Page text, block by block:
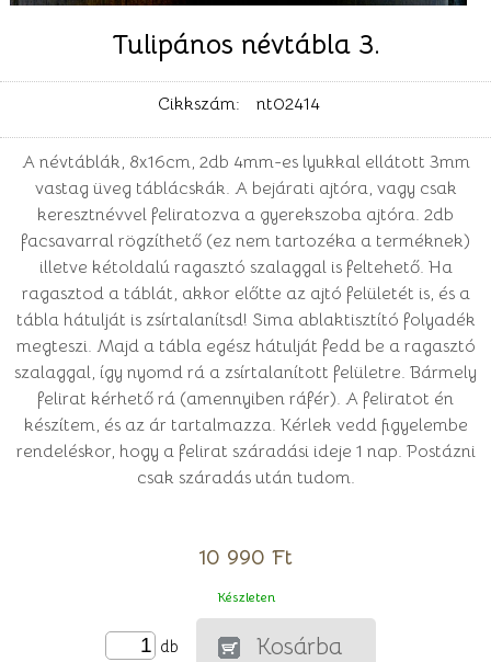
Tulipános névtábla 3.
Cikkszám: nt02414
A névtáblák, 8x16cm, 2db 4mm-es lyukkal ellátott 3mm
vastag üveg táblácskák. A bejárati ajtóra, vagy csak
keresztnévvel feliratozva a gyerekszoba ajtóra. 2db
facsavarral rögzíthető (ez nem tartozéka a terméknek)
illetve kétoldalú ragasztó szalaggal is feltehető. Ha
ragasztod a táblát, akkor előtte az ajtó felületét is, és a
tábla hátulját is zsírtalanítsd! Sima ablaktisztító folyadék
megteszi. Majd a tábla egész hátulját fedd be a ragasztó
szalaggal, így nyomd rá a zsírtalanított felületre. Bármely
felirat kérhető rá (amennyiben ráfér). A feliratot én
készítem, és az ár tartalmazza. Kérlek vedd figyelembe
rendeléskor, hogy a felirat száradási ideje 1 nap. Postázni
csak száradás után tudom.
10 990 Ft
Készleten
db Kosárba